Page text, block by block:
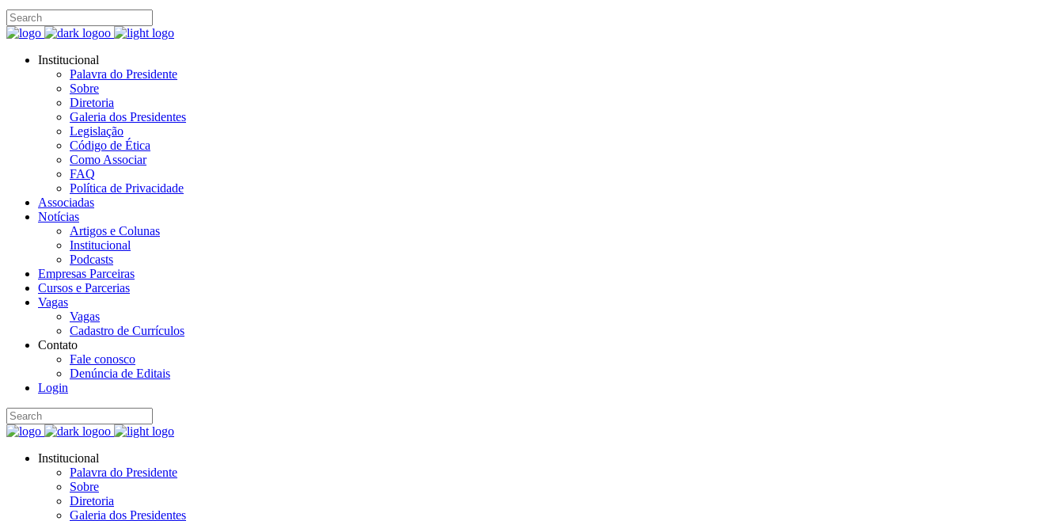
Institucional
Palavra do Presidente
Sobre
Diretoria
Galeria dos Presidentes
Legislação
Código de Ética
Como Associar
FAQ
Política de Privacidade
Associadas
Notícias
Artigos e Colunas
Institucional
Podcasts
Empresas Parceiras
Cursos e Parcerias
Vagas
Vagas
Cadastro de Currículos
Contato
Fale conosco
Denúncia de Editais
Login
Institucional
Palavra do Presidente
Sobre
Diretoria
Galeria dos Presidentes